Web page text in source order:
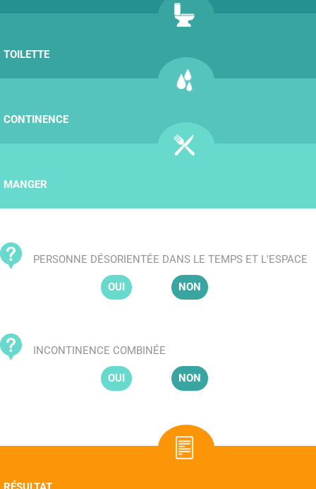
TOILETTE
CONTINENCE
MANGER
PERSONNE DÉSORIENTÉE DANS LE TEMPS ET L'ESPACE
OUI NON
INCONTINENCE COMBINÉE
OUI NON